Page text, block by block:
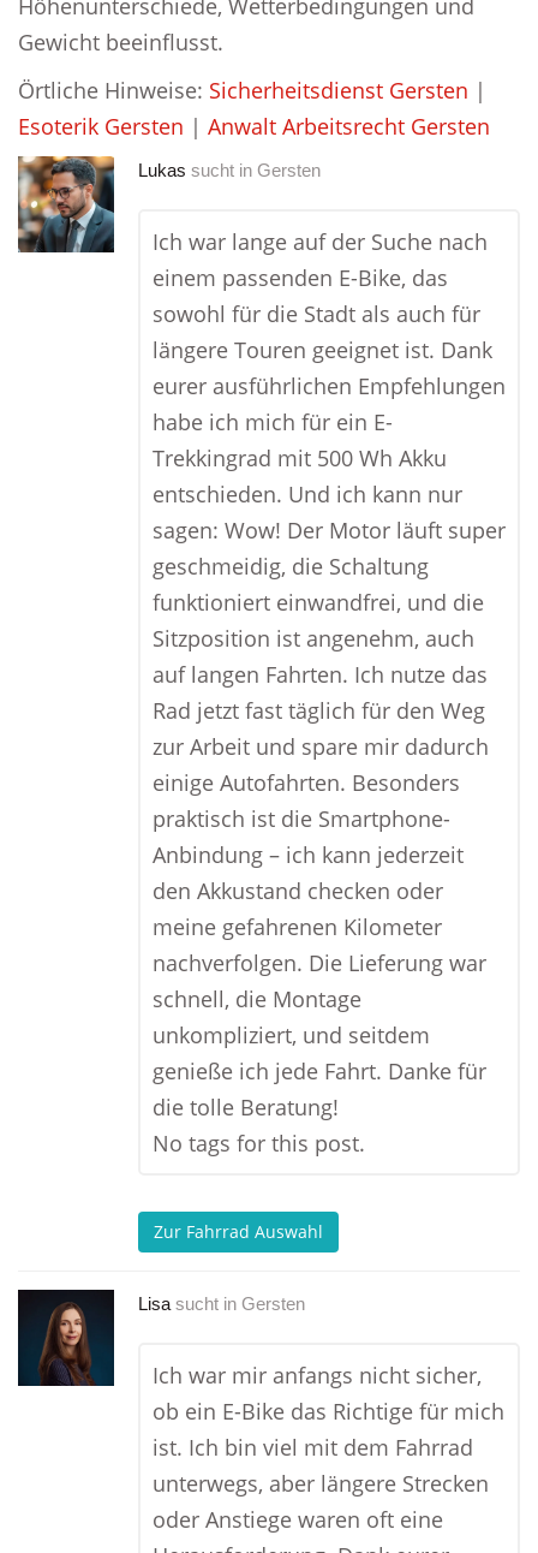
Höhenunterschiede, Wetterbedingungen und
Gewicht beeinflusst.
Örtliche Hinweise: Sicherheitsdienst Gersten |
Esoterik Gersten | Anwalt Arbeitsrecht Gersten
Lukas sucht in Gersten
Ich war lange auf der Suche nach
einem passenden E-Bike, das
sowohl für die Stadt als auch für
längere Touren geeignet ist. Dank
eurer ausführlichen Empfehlungen
habe ich mich für ein E-
Trekkingrad mit 500 Wh Akku
entschieden. Und ich kann nur
sagen: Wow! Der Motor läuft super
geschmeidig, die Schaltung
funktioniert einwandfrei, und die
Sitzposition ist angenehm, auch
auf langen Fahrten. Ich nutze das
Rad jetzt fast täglich für den Weg
zur Arbeit und spare mir dadurch
einige Autofahrten. Besonders
praktisch ist die Smartphone-
Anbindung – ich kann jederzeit
den Akkustand checken oder
meine gefahrenen Kilometer
nachverfolgen. Die Lieferung war
schnell, die Montage
unkompliziert, und seitdem
genieße ich jede Fahrt. Danke für
die tolle Beratung!
No tags for this post.
Zur Fahrrad Auswahl
Lisa sucht in Gersten
Ich war mir anfangs nicht sicher,
ob ein E-Bike das Richtige für mich
ist. Ich bin viel mit dem Fahrrad
unterwegs, aber längere Strecken
oder Anstiege waren oft eine